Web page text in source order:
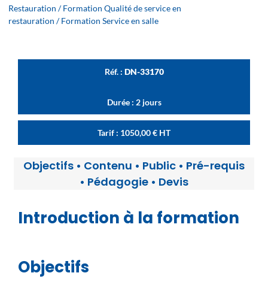
Restauration /Formation Qualité de service en
restauration / Formation Service en salle
Réf. : DN-33170
Durée : 2 jours
Tarif : 1050,00€ HT
Objectifs • Contenu • Public • Pré-requis
• Pédagogie • Devis
Introduction à la formation
Objectifs